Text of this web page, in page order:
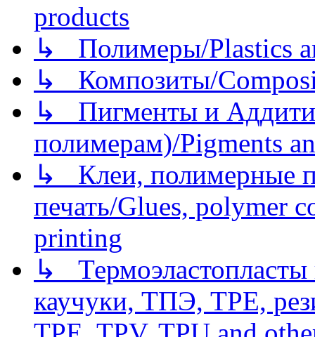
products
↳ Полимеры/Plastics
↳ Композиты/
↳ Пигменты и
полимерам)/Pigments
↳ Клеи, полимерные
печать/Glues, polymer
printing
↳
каучуки, ТПЭ, TPE,